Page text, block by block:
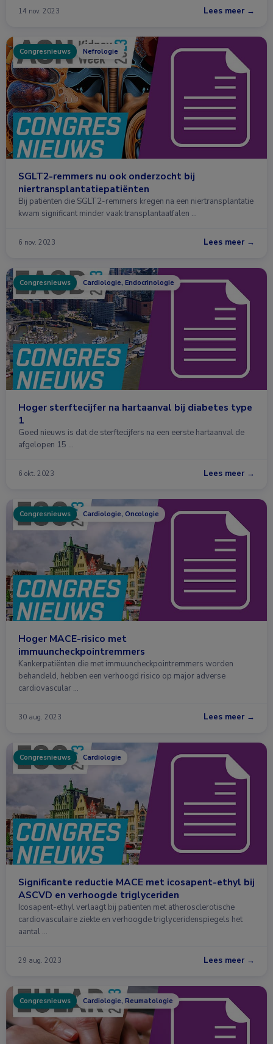
14 nov. 2023 Lees meer →
Congresnieuws Nefrologie
SGLT2-remmers nu ook onderzocht bij
niertransplantatiepatiënten
Bij patiënten die SGLT2-remmers kregen na een niertransplantatie
kwam significant minder vaak transplantaatfalen …
6 nov. 2023 Lees meer →
Congresnieuws Cardiologie, Endocrinologie
Hoger sterftecijfer na hartaanval bij diabetes type
1
Goed nieuws is dat de sterftecijfers na een eerste hartaanval de
afgelopen 15 …
6 okt. 2023 Lees meer →
Congresnieuws Cardiologie, Oncologie
Hoger MACE-risico met
immuuncheckpointremmers
Kankerpatiënten die met immuuncheckpointremmers worden
behandeld, hebben een verhoogd risico op major adverse
cardiovascular …
30 aug. 2023 Lees meer →
Congresnieuws Cardiologie
Significante reductie MACE met icosapent-ethyl bij
ASCVD en verhoogde triglyceriden
Icosapent-ethyl verlaagt bij patiënten met atherosclerotische
cardiovasculaire ziekte en verhoogde triglyceridenspiegels het
aantal …
29 aug. 2023 Lees meer →
Congresnieuws Cardiologie, Reumatologie